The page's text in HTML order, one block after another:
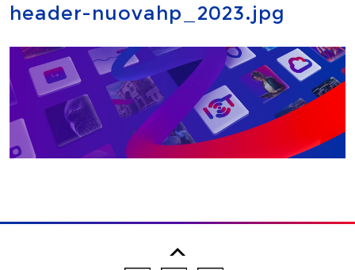
header-nuovahp_2023.jpg